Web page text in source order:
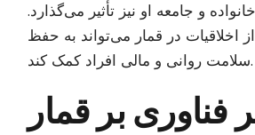
و جامعه او نیز تأثیر می‌گذارد.
از اخلاقیات در قمار می‌تواند به حفظ
سلامت روانی و مالی افراد کمک کند.
فناوری بر قمار